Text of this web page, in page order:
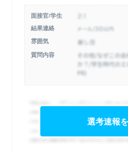
面接官/学生
結果連絡
雰囲気
質問内容
選考速報